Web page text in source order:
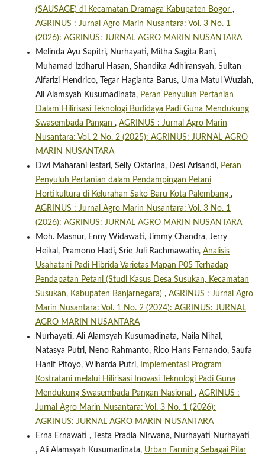
(SAUSAGE) di Kecamatan Dramaga Kabupaten Bogor ,
AGRINUS : Jurnal Agro Marin Nusantara: Vol. 3 No. 1
(2026): AGRINUS: JURNAL AGRO MARIN NUSANTARA
Melinda Ayu Sapitri, Nurhayati, Mitha Sagita Rani,
Muhamad Izdharul Hasan, Shandika Adhiransyah, Sultan
Alfarizi Hendrico, Tegar Hagianta Barus, Uma Matul Wuziah,
Ali Alamsyah Kusumadinata, Peran Penyuluh Pertanian
Dalam Hilirisasi Teknologi Budidaya Padi Guna Mendukung
Swasembada Pangan , AGRINUS : Jurnal Agro Marin
Nusantara: Vol. 2 No. 2 (2025): AGRINUS: JURNAL AGRO
MARIN NUSANTARA
Dwi Maharani lestari, Selly Oktarina, Desi Arisandi, Peran
Penyuluh Pertanian dalam Pendampingan Petani
Hortikultura di Kelurahan Sako Baru Kota Palembang ,
AGRINUS : Jurnal Agro Marin Nusantara: Vol. 3 No. 1
(2026): AGRINUS: JURNAL AGRO MARIN NUSANTARA
Moh. Masnur, Enny Widawati, Jimmy Chandra, Jerry
Heikal, Pramono Hadi, Srie Juli Rachmawatie, Analisis
Usahatani Padi Hibrida Varietas Mapan P05 Terhadap
Pendapatan Petani (Studi Kasus Desa Susukan, Kecamatan
Susukan, Kabupaten Banjarnegara) , AGRINUS : Jurnal Agro
Marin Nusantara: Vol. 1 No. 2 (2024): AGRINUS: JURNAL
AGRO MARIN NUSANTARA
Nurhayati, Ali Alamsyah Kusumadinata, Naila Nihal,
Natasya Putri, Neno Rahmanto, Rico Hans Fernando, Saufa
Hanif Pitoyo, Wiharda Putri,
Implementasi Program
Kostratani melalui Hilirisasi Inovasi Teknologi Padi Guna
Mendukung Swasembada Pangan Nasional , AGRINUS :
Jurnal Agro Marin Nusantara: Vol. 3 No. 1 (2026):
AGRINUS: JURNAL AGRO MARIN NUSANTARA
Erna Ernawati , Testa Pradia Nirwana, Nurhayati Nurhayati
, Ali Alamsyah Kusumadinata, Urban Farming Sebagai Pilar